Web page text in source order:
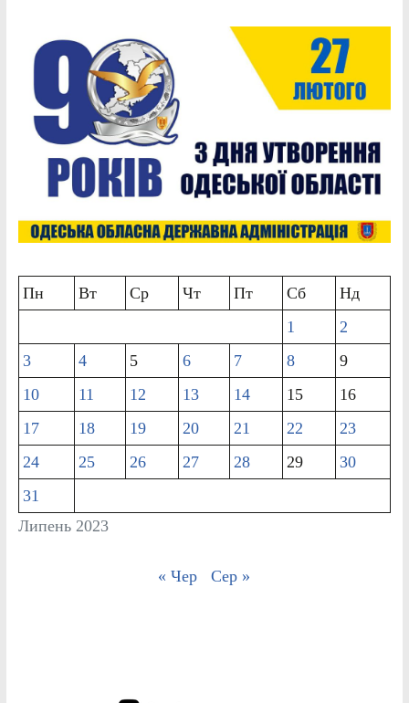
Липень 2023
Пн Вт Ср Чт Пт Сб
Нд
1
2
3
4 5 6 7 8
9
10
11 12 13 14 15
16
17
18 19 20 21 22
23
24
25 26 27 28 29
30
31
« Чер Сер »